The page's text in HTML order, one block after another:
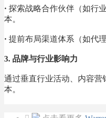
· 探索战略合作伙伴（如行
本。
· 提前布局渠道体系（如代
3. 品牌与行业影响力
通过垂直行业活动、内容
本。